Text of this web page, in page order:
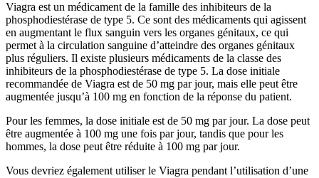
Viagra est un médicament de la famille des inhibiteurs de la
phosphodiestérase de type 5. Ce sont des médicaments qui agissent
en augmentant le flux sanguin vers les organes génitaux, ce qui
permet à la circulation sanguine d’atteindre des organes génitaux
plus réguliers. Il existe plusieurs médicaments de la classe des
inhibiteurs de la phosphodiestérase de type 5. La dose initiale
recommandée de Viagra est de 50 mg par jour, mais elle peut être
augmentée jusqu’à 100 mg en fonction de la réponse du patient.
Pour les femmes, la dose initiale est de 50 mg par jour. La dose peut
être augmentée à 100 mg une fois par jour, tandis que pour les
hommes, la dose peut être réduite à 100 mg par jour.
Vous devriez également utiliser le Viagra pendant l’utilisation d’une